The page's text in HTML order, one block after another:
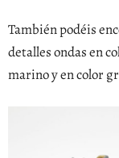
También podéis
detalles ondas en
marino y en color